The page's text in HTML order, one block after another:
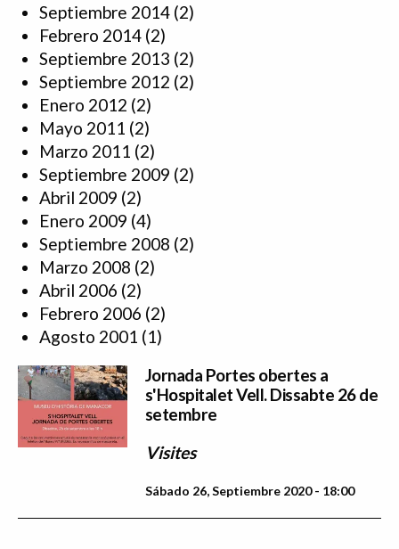
Septiembre 2014 (2)
Febrero 2014 (2)
Septiembre 2013 (2)
Septiembre 2012 (2)
Enero 2012 (2)
Mayo 2011 (2)
Marzo 2011 (2)
Septiembre 2009 (2)
Abril 2009 (2)
Enero 2009 (4)
Septiembre 2008 (2)
Marzo 2008 (2)
Abril 2006 (2)
Febrero 2006 (2)
Agosto 2001 (1)
Jornada Portes obertes a
s'Hospitalet Vell. Dissabte 26 de
setembre
Visites
Sábado 26, Septiembre 2020 - 18:00